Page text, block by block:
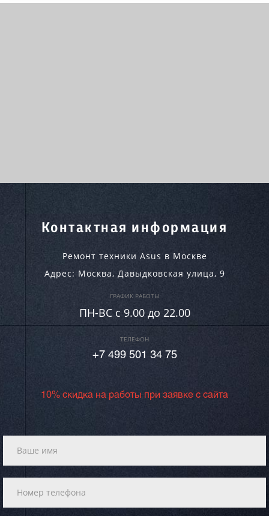
Контактная информация
Ремонт техники Asus в Москве
Адрес: Москва, Давыдковская улица, 9
ГРАФИК РАБОТЫ
ПН-ВC c 9.00 до 22.00
ТЕЛЕФОН
+7 499 501 34 75
10% скидка на работы при заявке с сайта